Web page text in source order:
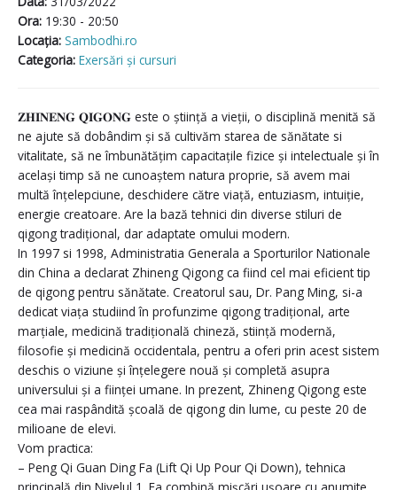
Ora: 19:30 - 20:50
Locaţia: Sambodhi.ro
Categoria: Exersări și cursuri
𝐙𝐇𝐈𝐍𝐄𝐍𝐆 𝐐𝐈𝐆𝐎𝐍𝐆 este o știință a vieții, o disciplină menită să
ne ajute să dobândim și să cultivăm starea de sănătate si
vitalitate, să ne îmbunătățim capacitațile fizice și intelectuale și în
același timp să ne cunoaștem natura proprie, să avem mai
multă înțelepciune, deschidere către viață, entuziasm, intuiție,
energie creatoare. Are la bază tehnici din diverse stiluri de
qigong tradițional, dar adaptate omului modern.
In 1997 si 1998, Administratia Generala a Sporturilor Nationale
din China a declarat Zhineng Qigong ca fiind cel mai eficient tip
de qigong pentru sănătate. Creatorul sau, Dr. Pang Ming, si-a
dedicat viața studiind în profunzime qigong tradițional, arte
marțiale, medicină tradițională chineză, stiință modernă,
filosofie și medicină occidentala, pentru a oferi prin acest sistem
deschis o viziune și înțelegere nouă și completă asupra
universului și a ființei umane. In prezent, Zhineng Qigong este
cea mai raspândită școală de qigong din lume, cu peste 20 de
milioane de elevi.
Vom practica:
– Peng Qi Guan Ding Fa (Lift Qi Up Pour Qi Down), tehnica